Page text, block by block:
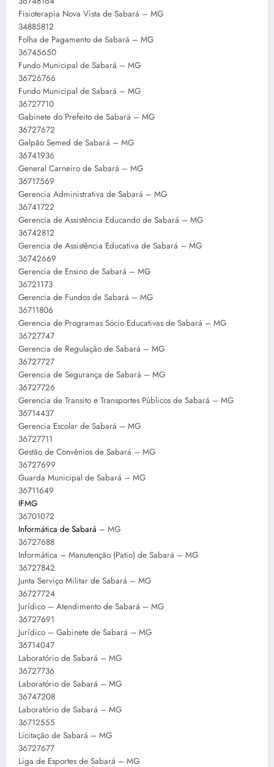
Fisioterapia Nova Vista de Sabará – MG
34885812
Folha de Pagamento de Sabará – MG
36745650
Fundo Municipal de Sabará – MG
36726766
Fundo Municipal de Sabará – MG
36727710
Gabinete do Prefeito de Sabará – MG
36727672
Galpão Semed de Sabará – MG
36741936
General Carneiro de Sabará – MG
36717569
Gerencia Administrativa de Sabará – MG
36741722
Gerencia de Assistência Educando de Sabará – MG
36742812
Gerencia de Assistência Educativa de Sabará – MG
36742669
Gerencia de Ensino de Sabará – MG
36721173
Gerencia de Fundos de Sabará – MG
36711806
Gerencia de Programas Sócio Educativas de Sabará – MG
36727747
Gerencia de Regulação de Sabará – MG
36727727
Gerencia de Segurança de Sabará – MG
36727726
Gerencia de Transito e Transportes Públicos de Sabará – MG
36714437
Gerencia Escolar de Sabará – MG
36727711
Gestão de Convênios de Sabará – MG
36727699
Guarda Municipal de Sabará – MG
36711649
IFMG
36701072
Informática de Sabará – MG
36727688
Informática – Manutenção (Patio) de Sabará – MG
36727842
Junta Serviço Militar de Sabará – MG
36727724
Jurídico – Atendimento de Sabará – MG
36727691
Jurídico – Gabinete de Sabará – MG
36714047
Laboratório de Sabará – MG
36727736
Laboratório de Sabará – MG
36747208
Laboratório de Sabará – MG
36712555
Licitação de Sabará – MG
36727677
Liga de Esportes de Sabará – MG